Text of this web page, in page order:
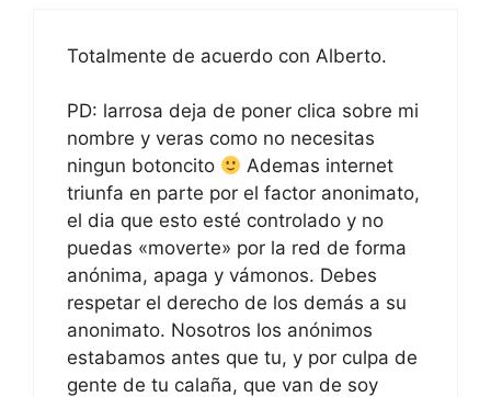
Totalmente de acuerdo con Alberto.
PD: larrosa deja de poner clica sobre mi
nombre y veras como no necesitas
ningun botoncito
Ademas internet
triunfa en parte por el factor anonimato,
el dia que esto esté controlado y no
puedas «moverte» por la red de forma
anónima, apaga y vámonos. Debes
respetar el derecho de los demás a su
anonimato. Nosotros los anónimos
estabamos antes que tu, y por culpa de
gente de tu calaña, que van de soy